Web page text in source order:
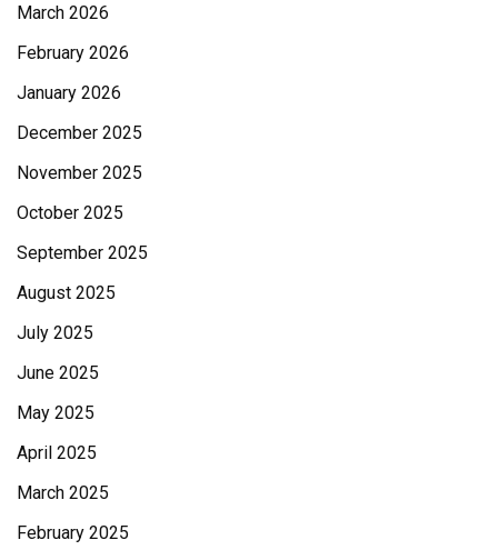
March 2026
February 2026
January 2026
December 2025
November 2025
October 2025
September 2025
August 2025
July 2025
June 2025
May 2025
April 2025
March 2025
February 2025